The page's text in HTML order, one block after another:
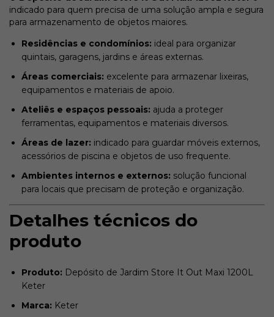
indicado para quem precisa de uma solução ampla e segura
para armazenamento de objetos maiores.
Residências e condomínios: ideal para organizar
quintais, garagens, jardins e áreas externas.
Áreas comerciais: excelente para armazenar lixeiras,
equipamentos e materiais de apoio.
Ateliês e espaços pessoais: ajuda a proteger
ferramentas, equipamentos e materiais diversos.
Áreas de lazer: indicado para guardar móveis externos,
acessórios de piscina e objetos de uso frequente.
Ambientes internos e externos: solução funcional
para locais que precisam de proteção e organização.
Detalhes técnicos do
produto
Produto: Depósito de Jardim Store It Out Maxi 1200L
Keter
Marca: Keter